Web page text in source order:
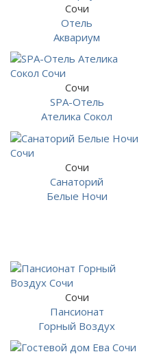
Сочи
Отель
Аквариум
Сочи
SPA-Отель
Ателика Сокол
Сочи
Санаторий
Белые Ночи
Сочи
Пансионат
Горный Воздух